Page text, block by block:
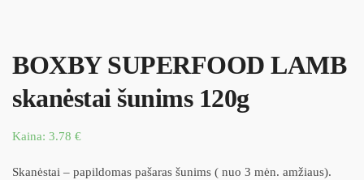
BOXBY SUPERFOOD LAMB
skanėstai šunims 120g
Kaina: 3.78 €
Skanėstai – papildomas pašaras šunims ( nuo 3 mėn. amžiaus).